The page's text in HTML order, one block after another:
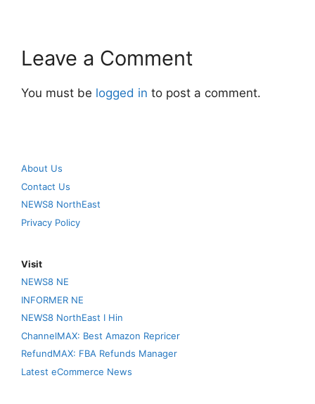
Leave a Comment
You must be logged in to post a comment.
About Us
Contact Us
NEWS8 NorthEast
Privacy Policy
Visit
NEWS8 NE
INFORMER NE
NEWS8 NorthEast I Hin
ChannelMAX: Best Amazon Repricer
RefundMAX: FBA Refunds Manager
Latest eCommerce News